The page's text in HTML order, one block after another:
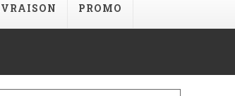
PROMO